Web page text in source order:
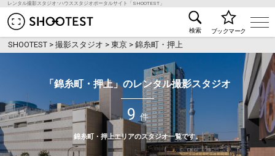
レンタル撮影スタジオ･ハウススタジオポータルサイト「SHOOTEST」
レンタル撮影スタジオ･ハウススタジオ検索の
検索 ブックマーク
SHOOTEST >撮影スタジオ >東京 >錦糸町・押上
「錦糸町・押上」のレンタル撮影スタジオ
9 件
錦糸町・押上エリアのスタジオ一覧です。